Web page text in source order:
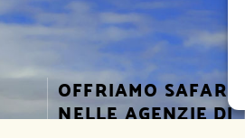
OFFRIAMO SAFARI
NELLE AGENZIE DI